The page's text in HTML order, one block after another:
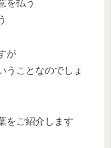
を払う
が
うことなのでしょ
をご紹介します